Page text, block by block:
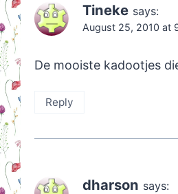
Tineke says:
August 25, 2010 at
De mooiste kadootjes
Reply
dharson says: